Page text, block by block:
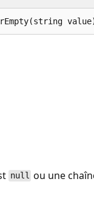
null ou une